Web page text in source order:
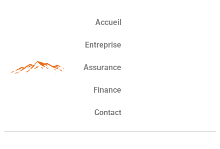
Accueil
Entreprise
Assurance
Finance
Contact